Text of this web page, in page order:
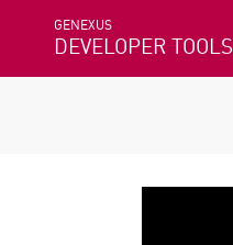
GENEXUS
DEVELOPER TOOLS